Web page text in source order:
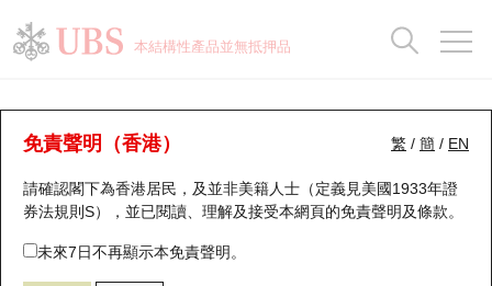
本結構性產品並無抵押品
繁 / 簡 / EN
免責聲明（香港）
請確認閣下為香港居民，及並非美籍人士（定義見美國1933年證
券法規則S），並已閱讀、理解及接受本網頁的免責聲明及條款。
未來7日不再顯示本免責聲明。
認股證分析儀
表現 街貨統計 比較
29988 瑞銀認沽 0981 中芯國際
瑞銀認股證一覽
新發行瑞銀認股證
即將到期認股證
街貨統計
比較
牛熊全景快搜
牛熊證搜尋
牛熊證街貨分佈圖
街貨統計
比較
十大升幅/跌幅
十大認股證成交分佈
十天股證佔大市成交
正股分析儀
二十大活躍股份
恒指成份股
持股比重
顯示所有持股比重
每月輪證大市專題
輪證專欄
講座及教育短片